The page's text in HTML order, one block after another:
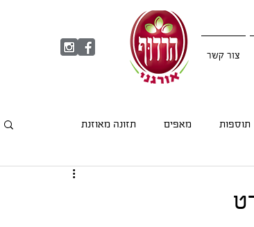
צור קשר
תוספות מאפים תזונה מאוזנת